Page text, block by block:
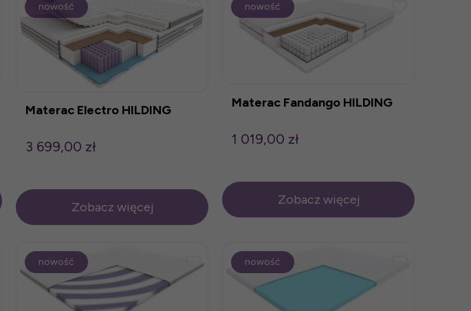
Materac Electro HILDING
3 699,00 zł
Zobacz więcej
nowość
Materac Fandango HILDING
1 019,00 zł
Zobacz więcej
nowość
nowość nowość